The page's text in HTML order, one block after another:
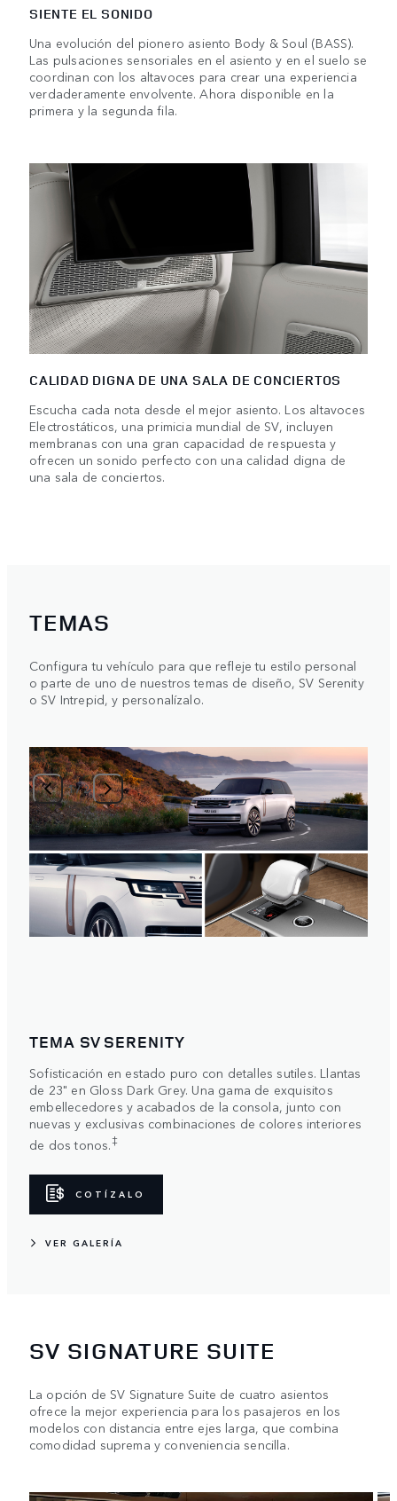
SIENTE EL SONIDO
Una evolución del pionero asiento Body & Soul (BASS).
Las pulsaciones sensoriales en el asiento y en el suelo se
coordinan con los altavoces para crear una experiencia
verdaderamente envolvente. Ahora disponible en la
primera y la segunda fila.
CALIDAD DIGNA DE UNA SALA DE CONCIERTOS
Escucha cada nota desde el mejor asiento. Los altavoces
Electrostáticos, una primicia mundial de SV, incluyen
membranas con una gran capacidad de respuesta y
ofrecen un sonido perfecto con una calidad digna de
una sala de conciertos.
TEMAS
Configura tu vehículo para que refleje tu estilo personal
o parte de uno de nuestros temas de diseño, SV Serenity
o SV Intrepid, y personalízalo.
1/2
TEMA SV SERENITY
Sofisticación en estado puro con detalles sutiles. Llantas
de 23" en Gloss Dark Grey. Una gama de exquisitos
embellecedores y acabados de la consola, junto con
nuevas y exclusivas combinaciones de colores interiores
de dos tonos.‡
COTÍZALO
VER GALERÍA
SV SIGNATURE SUITE
La opción de SV Signature Suite de cuatro asientos
ofrece la mejor experiencia para los pasajeros en los
modelos con distancia entre ejes larga, que combina
comodidad suprema y conveniencia sencilla.